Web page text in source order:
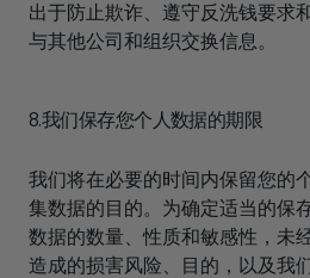
出于防止欺诈、遵守反洗钱要求
与其他公司和组织交换信息。
8.我们保存您个人数据的期限
我们将在必要的时间内保留您的
集数据的目的。为确定适当的保
数据的数量、性质和敏感性，未
造成的损害风险、目的，以及我